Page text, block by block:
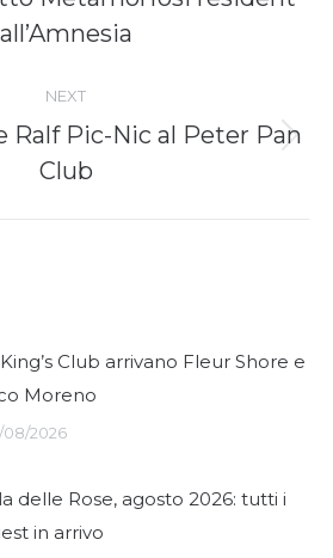
Previous
post:
all’Amnesia
NEXT
Next
post:
Ralf Pic-Nic al Peter Pan
Club
Club arrivano Fleur Shore e
Moreno
2026
delle Rose, agosto 2026: tutti i
in arrivo